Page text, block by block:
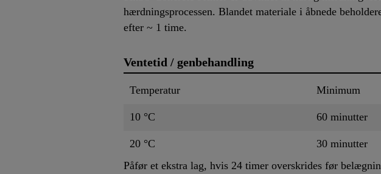
hærdningsprocessen. Blandet materiale i åbnede
efter ~ 1 time.
Ventetid / genbehandling
Temperatur Minimum
10 °C 60 minutter
20 °C 30 minutter
Påfør et ekstra lag, hvis 24 timer overskrides før